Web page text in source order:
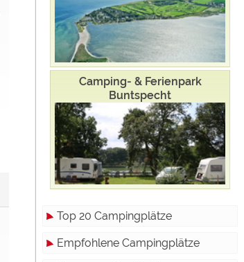
Camping- & Ferienpark
Buntspecht
Top 20 Campingplätze
Empfohlene Campingplätze